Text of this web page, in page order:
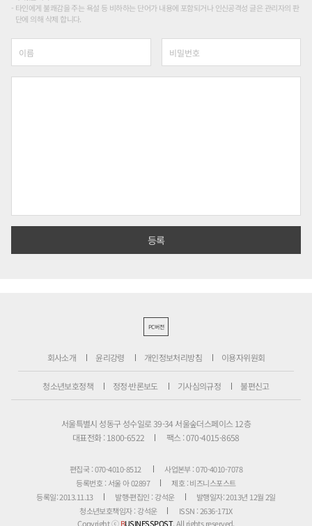
타인에게 불쾌감을 주는 욕설 등 비하하는 단어가 내용에 포함되거나 인신공격성 글은 관리자의 판
단에 의해 삭제 합니다.
PC버전
회사소개 윤리강령 개인정보처리방침 이용자위원회
청소년보호정책 정정·반론보도 기사심의규정 불편신고
서울특별시 성동구 성수일로 39-34 서울숲더스페이스 12층
대표전화 : 1800-6522
팩스 : 070-4015-8658
편집국 : 070-4010-8512
사업본부 : 070-4010-7078
등록번호 : 서울 아 02897
제호 : 비즈니스포스트
등록일: 2013.11.13
발행·편집인 : 강석운
발행일자: 2013년 12월 2일
청소년보호책임자 : 강석운
ISSN : 2636-171X
Copyright ⓒBUSINESSPOST. All rights reserved.